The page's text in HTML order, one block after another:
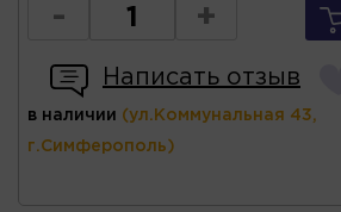
- +
Написать отзыв
в наличии (ул.Коммунальная 43,
г.Симферополь)